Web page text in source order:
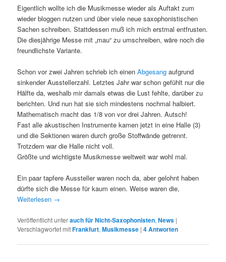
Eigentlich wollte ich die Musikmesse wieder als Auftakt zum
wieder bloggen nutzen und über viele neue saxophonistischen
Sachen schreiben. Stattdessen muß ich mich erstmal entfrusten.
Die diesjährige Messe mit „mau“ zu umschreiben, wäre noch die
freundlichste Variante.
Schon vor zwei Jahren schrieb ich einenAbgesang aufgrund
sinkender Ausstellerzahl. Letztes Jahr war schon gefühlt nur die
Hälfte da, weshalb mir damals etwas die Lust fehlte, darüber zu
berichten. Und nun hat sie sich mindestens nochmal halbiert.
Mathematisch macht das 1/8 von vor drei Jahren. Autsch!
Fast alle akustischen Instrumente kamen jetzt in eine Halle (3)
und die Sektionen waren durch große Stoffwände getrennt.
Trotzdem war die Halle nicht voll.
Größte und wichtigste Musikmesse weltweit war wohl mal.
Ein paar tapfere Aussteller waren noch da, aber gelohnt haben
dürfte sich die Messe für kaum einen. Weise waren die,
Weiterlesen →
Veröffentlicht unterauch für Nicht-Saxophonisten,News |
Verschlagwortet mitFrankfurt,Musikmesse |4Antworten